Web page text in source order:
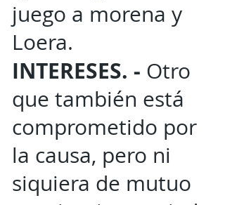
juego a morena y
Loera.
INTERESES. - Otro
que también está
comprometido por
la causa, pero ni
siquiera de mutuo